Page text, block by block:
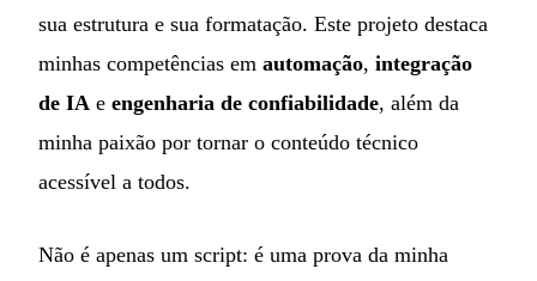
sua estrutura e sua formatação. Este projeto destaca
minhas competências em automação, integração
de IA e engenharia de confiabilidade, além da
minha paixão por tornar o conteúdo técnico
acessível a todos.
Não é apenas um script: é uma prova da minha